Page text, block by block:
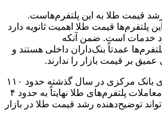
قیمت طلا به این پلتفرم‌هاست.
پلتفرم‌ها قیمت طلا اهمیت ثانویه دارد
خدمات است. ضمن آنکه
عمدتاً بنک‌داران داخلی هستند و
عمیق بر قیمت بازار را ندارند.
از سوی دیگر، واردات طلای بانک مرکزی در سال گذشته حدود ۱۱۰
تن بوده، در حالی که حجم معاملات پلتفرم‌های طلا نهایتاً به حدود ۴
توضیح‌دهنده رشد قیمت طلا در بازار